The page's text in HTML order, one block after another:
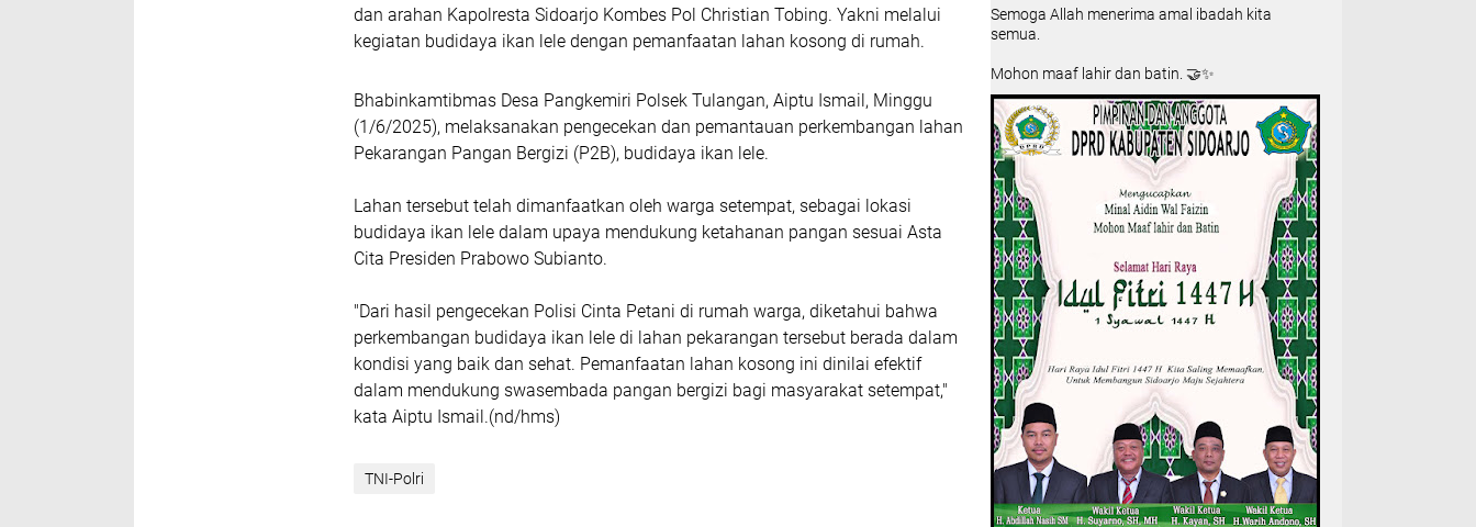
dan arahan Kapolresta Sidoarjo Kombes Pol Christian Tobing. Yakni melalui
kegiatan budidaya ikan lele dengan pemanfaatan lahan kosong di rumah.
Bhabinkamtibmas Desa Pangkemiri Polsek Tulangan, Aiptu Ismail, Minggu
(1/6/2025), melaksanakan pengecekan dan pemantauan perkembangan lahan
Pekarangan Pangan Bergizi (P2B), budidaya ikan lele.
Lahan tersebut telah dimanfaatkan oleh warga setempat, sebagai lokasi
budidaya ikan lele dalam upaya mendukung ketahanan pangan sesuai Asta
Cita Presiden Prabowo Subianto.
"Dari hasil pengecekan Polisi Cinta Petani di rumah warga, diketahui bahwa
perkembangan budidaya ikan lele di lahan pekarangan tersebut berada dalam
kondisi yang baik dan sehat. Pemanfaatan lahan kosong ini dinilai efektif
dalam mendukung swasembada pangan bergizi bagi masyarakat setempat,"
kata Aiptu Ismail.(nd/hms)
TNI-Polri
Semoga Allah menerima amal ibadah kita
semua.
Mohon maaf lahir dan batin. 🤝✨